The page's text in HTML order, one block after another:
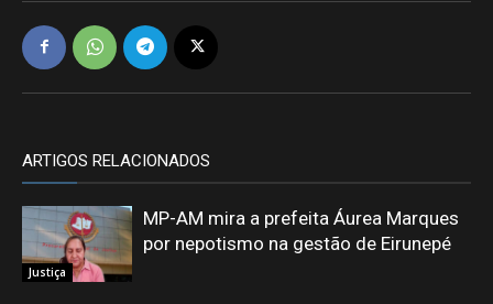
ARTIGOS RELACIONADOS
Justiça
MP-AM mira a prefeita Áurea Marques
por nepotismo na gestão de Eirunepé